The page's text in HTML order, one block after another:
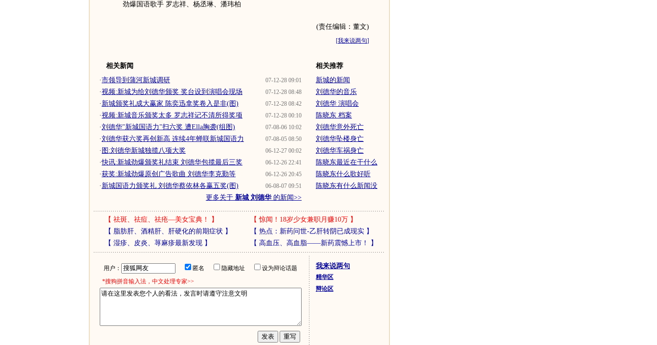
劲爆国语歌手 罗志祥、杨丞琳、潘玮柏
(责任编辑：董文)
[我来说两句]
相关新闻
07-12-28 09:01
·市领导到蒲河新城调研
07-12-28 08:48
·视频:新城为给刘德华颁奖 奖台设到演唱会现场
07-12-28 08:42
· 新城颁奖礼成大赢家 陈奕迅拿奖卷入是非(图)
07-12-28 00:10
·视频:新城音乐颁奖太多 罗志祥记不清所得奖项
07-08-06 10:02
·刘德华"新城国语力"扫六奖 遭Ella胸袭(组图)
07-08-05 08:50
·刘德华获六奖再创新高 连续4年蝉联新城国语力
06-12-27 00:02
· 图:刘德华新城独揽八项大奖
06-12-26 22:41
·快讯:新城劲爆颁奖礼结束 刘德华包揽最后三奖
06-12-26 20:45
·获奖:新城劲爆原创广告歌曲 刘德华李克勤等
06-08-07 09:51
· 新城国语力颁奖礼 刘德华蔡依林各赢五奖(图)
更多关于 新城 刘德华的新闻>>
相关推荐
新城的新闻
刘德华的音乐
刘德华 演唱会
陈晓东 档案
刘德华意外死亡
刘德华坠楼身亡
刘德华车祸身亡
陈晓东最近在干什么
陈晓东什么歌好听
陈晓东有什么新闻没
【 祛斑、祛痘、祛疮—美女宝典！ 】 【惊闻！18岁少女兼职月赚10万】
【 脂肪肝、酒精肝、肝硬化的前期症状 】 【 热点：新药问世-乙肝转阴已成现实】
【 湿疹、皮炎、荨麻疹最新发现】 【 高血压、高血脂——新药震憾上市！ 】
用户： 匿名 隐藏地址
设为辩论话题
*搜狗拼音输入法，中文处理专家>>
我来说两句
精华区
辩论区